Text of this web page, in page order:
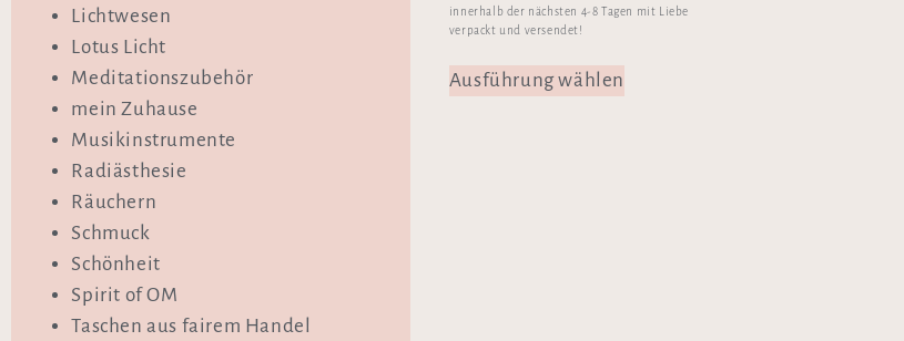
Lichtwesen
Lotus Licht
Meditationszubehör
mein Zuhause
Musikinstrumente
Radiästhesie
Räuchern
Schmuck
Schönheit
Spirit of OM
Taschen aus fairem Handel
innerhalb der nächsten 4-8 Tagen mit Liebe
verpackt und versendet!
Ausführung wählen